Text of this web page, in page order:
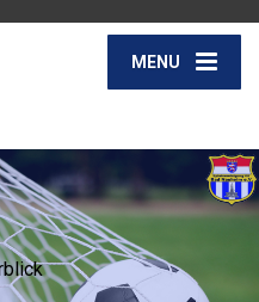
MENU